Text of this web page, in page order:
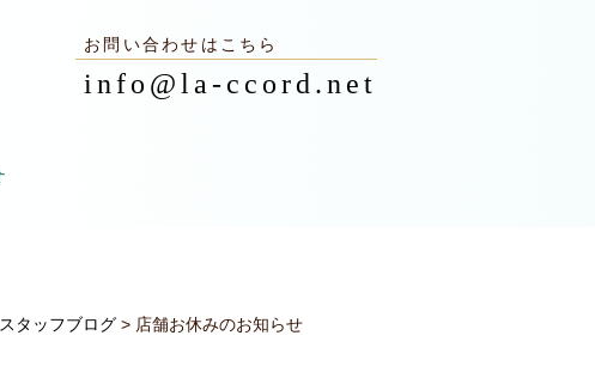
お問い合わせはこちら
info@la-ccord.net
スタッフブログ > 店舗お休みのお知らせ